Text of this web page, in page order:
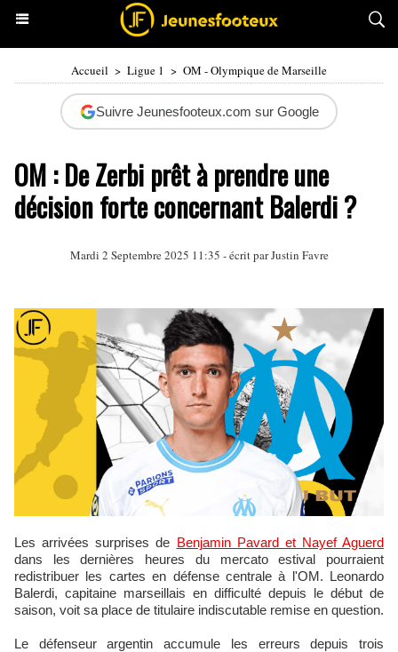
Accueil > Ligue 1 > OM - Olympique de Marseille
Suivre Jeunesfooteux.com sur Google
OM : De Zerbi prêt à prendre une
décision forte concernant Balerdi ?
Mardi 2 Septembre 2025 11:35 - écrit parJustin Favre
Les arrivées surprises de Benjamin Pavard et Nayef Aguerd
dans les dernières heures du mercato estival pourraient
redistribuer les cartes en défense centrale à l'OM. Leonardo
Balerdi, capitaine marseillais en difficulté depuis le début de
saison, voit sa place de titulaire indiscutable remise en question.
Le défenseur argentin accumule les erreurs depuis trois